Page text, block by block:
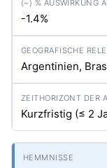
-1.4%
Argentinien,
Kurzfristig (≤ 2